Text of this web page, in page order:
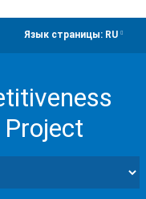
Язык страницы: RU